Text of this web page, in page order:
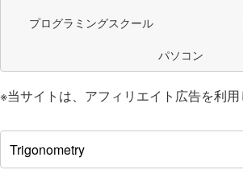
プログラミングスクール
パソコン
※当サイトは、アフィリエイト広告を利用